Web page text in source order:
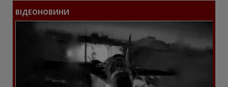
ВІДЕОНОВИНИ